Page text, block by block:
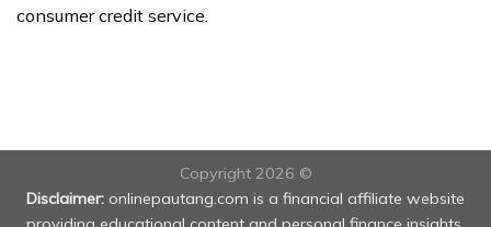
consumer credit service.
Copyright 2026 ©
Disclaimer: onlinepautang.com is a financial affiliate website